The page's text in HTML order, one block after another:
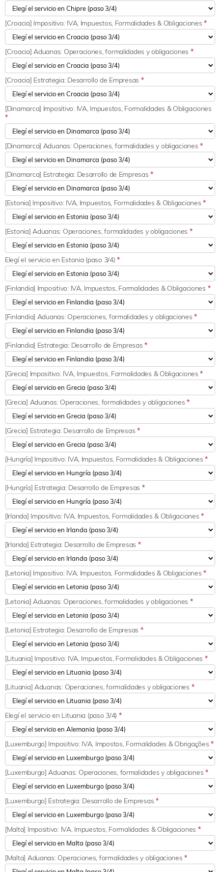
[Croacia] Impositivo: IVA, Impuestos, Formalidades & Obligaciones*
[Croacia] Aduanas: Operaciones, formalidades y obligaciones *
[Croacia] Estrategia: Desarrollo de Empresas *
[Dinamarca] Impositivo: IVA, Impuestos, Formalidades & Obligaciones
*
[Dinamarca] Aduanas: Operaciones, formalidades y obligaciones*
[Dinamarca] Estrategia: Desarrollo de Empresas*
[Estonia] Impositivo: IVA, Impuestos, Formalidades & Obligaciones*
[Estonia] Aduanas: Operaciones, formalidades y obligaciones *
Elegí el servicio en Estonia (paso 3/4)*
[Finlandia] Impositivo: IVA, Impuestos, Formalidades & Obligaciones *
[Finlandia] Aduanas: Operaciones, formalidades y obligaciones*
[Finlandia] Estrategia: Desarrollo de Empresas*
[Grecia] Impositivo: IVA, Impuestos, Formalidades & Obligaciones*
[Grecia] Aduanas: Operaciones, formalidades y obligaciones*
[Grecia] Estrategia: Desarrollo de Empresas*
[Hungría] Impositivo: IVA, Impuestos, Formalidades & Obligaciones*
[Hungría] Estrategia: Desarrollo de Empresas *
[Irlanda] Impositivo: IVA, Impuestos, Formalidades & Obligaciones*
[Irlanda] Estrategia: Desarrollo de Empresas *
[Letonia] Impositivo: IVA, Impuestos, Formalidades & Obligaciones*
[Letonia] Aduanas: Operaciones, formalidades y obligaciones *
[Letonia] Estrategia: Desarrollo de Empresas *
[Lituania] Impositivo: IVA, Impuestos, Formalidades & Obligaciones *
[Lituania] Aduanas: Operaciones, formalidades y obligaciones *
Elegí el servicio en Lituania (paso 3/4) *
[Luxemburgo] Impositivo: IVA, Impostos, Formalidades & Obrigações*
[Luxemburgo] Aduanas: Operaciones, formalidades y obligaciones *
[Luxemburgo] Estrategia: Desarrollo de Empresas*
[Malta] Impositivo: IVA, Impuestos, Formalidades & Obligaciones *
[Malta] Aduanas: Operaciones, formalidades y obligaciones*